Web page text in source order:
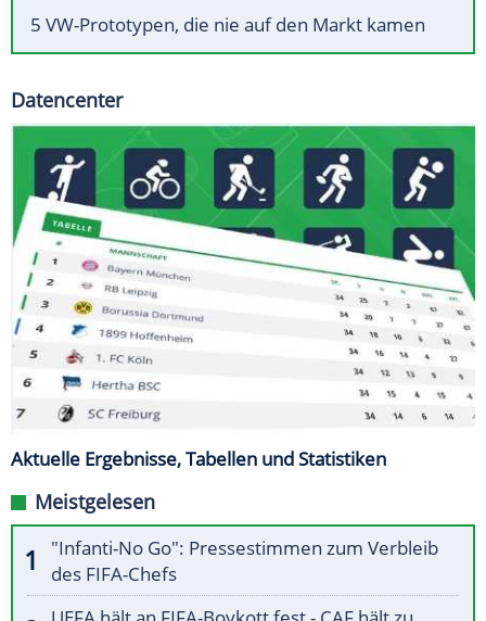
5 VW-Prototypen, die nie auf den Markt kamen
Datencenter
Aktuelle Ergebnisse, Tabellen und Statistiken
Meistgelesen
"Infanti-No Go": Pressestimmen zum Verbleib
des FIFA-Chefs